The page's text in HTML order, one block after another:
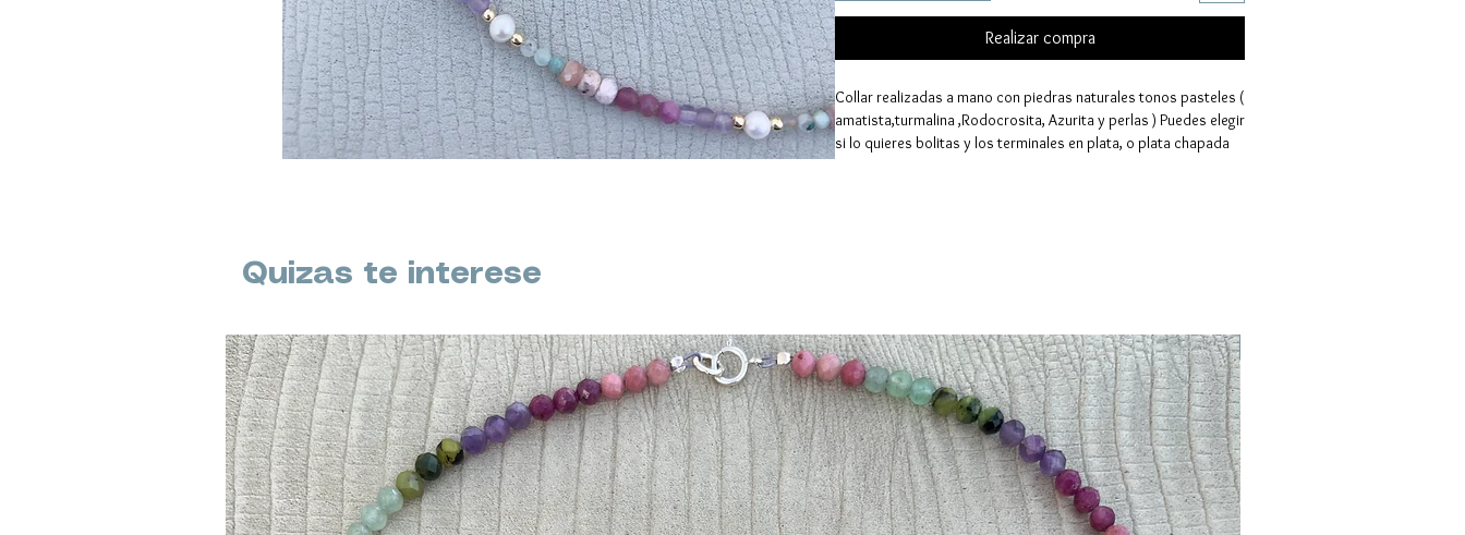
Realizar compra
Collar realizadas a mano con piedras naturales tonos pasteles (
amatista,turmalina ,Rodocrosita, Azurita y perlas ) Puedes elegir
si lo quieres bolitas y los terminales en plata, o plata chapada
Quizas te interese